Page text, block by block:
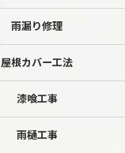
雨漏り修理
屋根カバー工法
漆喰工事
雨樋工事